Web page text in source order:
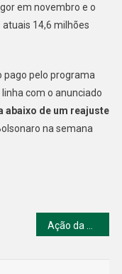
em novembro e o
14,6 milhões
pago pelo programa
com o anunciado
abaixo de um reajuste
na semana